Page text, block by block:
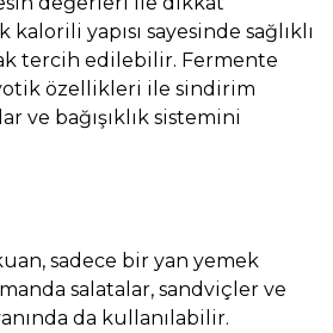
yapısı sayesinde sağlıklı
tercih edilebilir. Fermente
özellikleri ile sindirim
ve bağışıklık sistemini
sadece bir yan yemek
salatalar, sandviçler ve
da kullanılabilir.